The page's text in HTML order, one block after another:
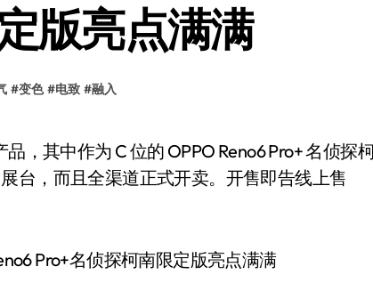
版亮点满满
#变色 #电致 #融入
台，而且全渠道正式开卖。开售即告线上售